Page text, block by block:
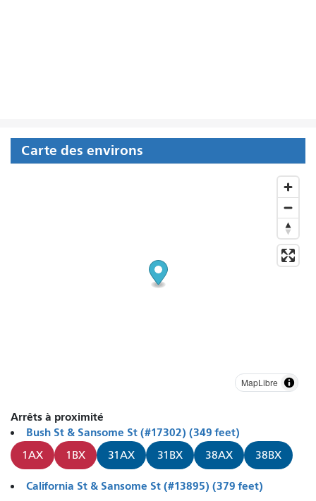
Carte des environs
MapLibre
Arrêts à proximité
Bush St & Sansome St (#17302) (349 feet)
1AX 1BX 31AX 31BX 38AX 38BX
California St & Sansome St (#13895) (379 feet)